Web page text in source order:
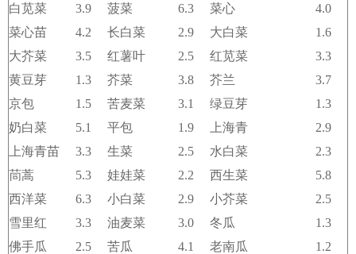
白苋菜
3.9 菠菜 6.3 菜心
4.0
菜心苗
4.2 长白菜 2.9 大白菜
1.6
大芥菜
3.5 红薯叶 2.5 红苋菜
3.3
黄豆芽
1.3 芥菜 3.8 芥兰
3.7
京包
1.5 苦麦菜 3.1 绿豆芽
1.3
奶白菜
5.1 平包 1.9 上海青
2.9
上海青苗
3.3 生菜 2.5 水白菜
2.3
茼蒿
5.3 娃娃菜 2.2 西生菜
5.8
西洋菜
6.3 小白菜 2.9 小芥菜
2.5
雪里红
3.3 油麦菜 3.0 冬瓜
1.3
佛手瓜
2.5 苦瓜 4.1 老南瓜
1.2